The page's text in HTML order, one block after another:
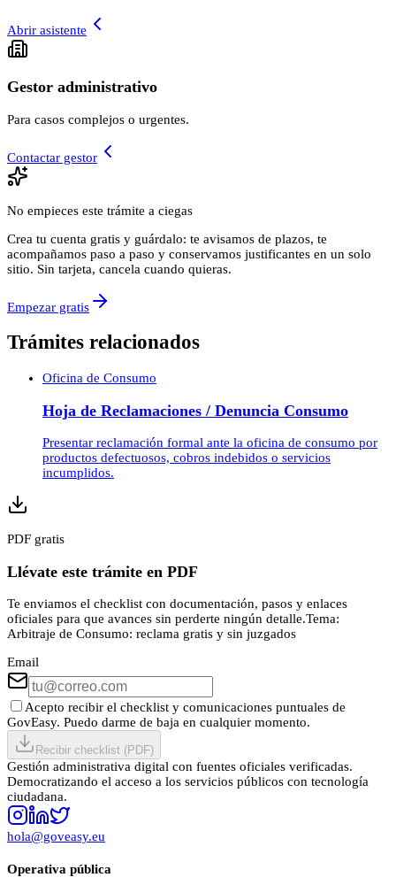
Abrir asistente
Gestor administrativo
Para casos complejos o urgentes.
Contactar gestor
No empieces este trámite a ciegas
Crea tu cuenta gratis y guárdalo: te avisamos de plazos, te
acompañamos paso a paso y conservamos justificantes en un solo
sitio. Sin tarjeta, cancela cuando quieras.
Empezar gratis
Trámites relacionados
Oficina de Consumo
Hoja de Reclamaciones / Denuncia Consumo
Presentar reclamación formal ante la oficina de consumo por
productos defectuosos, cobros indebidos o servicios
incumplidos.
PDF gratis
Llévate este trámite en PDF
Te enviamos el checklist con documentación, pasos y enlaces
oficiales para que avances sin perderte ningún detalle.Tema:
Arbitraje de Consumo: reclama gratis y sin juzgados
Email
Acepto recibir el checklist y comunicaciones puntuales de
GovEasy. Puedo darme de baja en cualquier momento.
Recibir checklist (PDF)
Gestión administrativa digital con fuentes oficiales verificadas.
Democratizando el acceso a los servicios públicos con tecnología
ciudadana.
hola@goveasy.eu
Operativa pública